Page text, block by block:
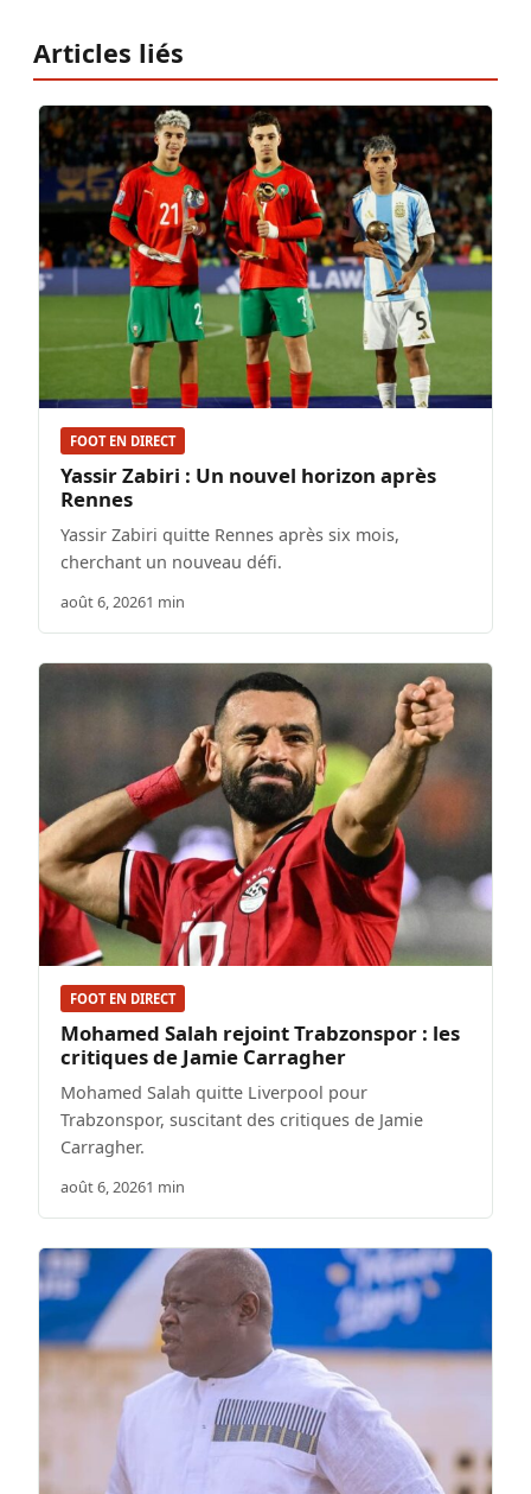
Articles liés
FOOT EN DIRECT
Yassir Zabiri : Un nouvel horizon après
Rennes
Yassir Zabiri quitte Rennes après six mois,
cherchant un nouveau défi.
août 6, 20261 min
FOOT EN DIRECT
Mohamed Salah rejoint Trabzonspor : les
critiques de Jamie Carragher
Mohamed Salah quitte Liverpool pour
Trabzonspor, suscitant des critiques de Jamie
Carragher.
août 6, 20261 min